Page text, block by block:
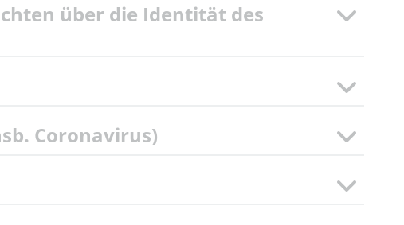
über die Identität des
Coronavirus)